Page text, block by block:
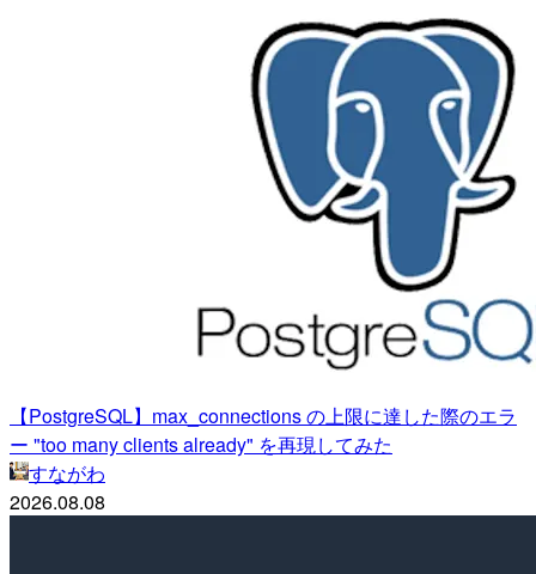
【PostgreSQL】max_connections の上限に達した際のエラ
ー "too many clients already" を再現してみた
すながわ
2026.08.08